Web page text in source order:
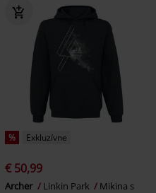
% Exkluzívne
€ 50,99
Archer Linkin Park
Mikina s